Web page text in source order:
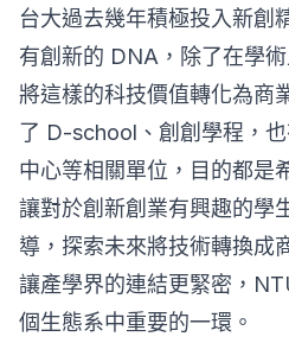
台大過去幾年積極投入新創
有創新的 DNA，除了在學
將這樣的科技價值轉化為商
了 D-school、創創學程，
中心等相關單位，目的都是
讓對於創新創業有興趣的學
導，探索未來將技術轉換成
讓產學界的連結更緊密，
個生態系中重要的一環。